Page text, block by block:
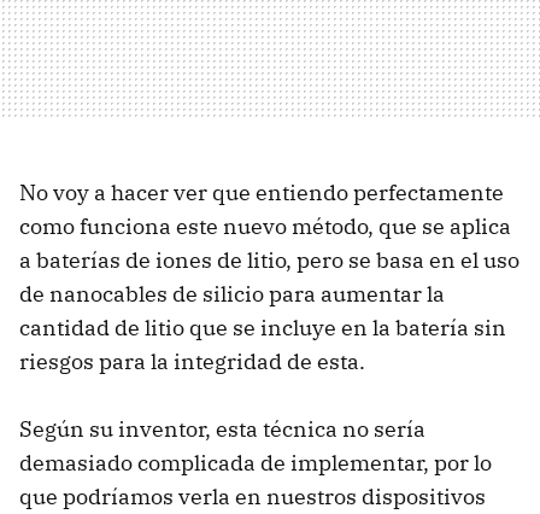
No voy a hacer ver que entiendo perfectamente
como funciona este nuevo método, que se aplica
a baterías de iones de litio, pero se basa en el uso
de nanocables de silicio para aumentar la
cantidad de litio que se incluye en la batería sin
riesgos para la integridad de esta.
Según su inventor, esta técnica no sería
demasiado complicada de implementar, por lo
que podríamos verla en nuestros dispositivos